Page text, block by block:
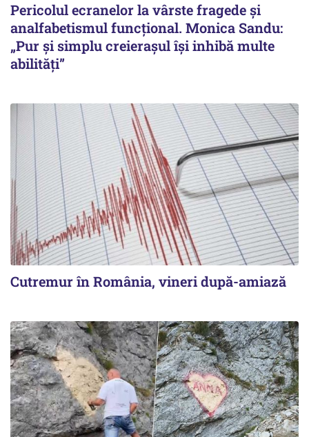
Pericolul ecranelor la vârste fragede și
analfabetismul funcțional. Monica Sandu:
„Pur și simplu creierașul își inhibă multe
abilități”
Cutremur în România, vineri după-amiază